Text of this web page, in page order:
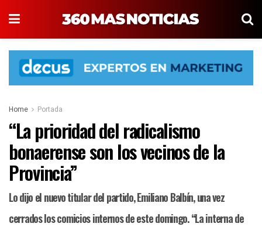
Home Portada
“La prioridad del radicalismo
bonaerense son los vecinos de la
Provincia”
Lo dijo el nuevo titular del partido, Emiliano Balbín, una vez
cerrados los comicios internos de este domingo. “La interna de